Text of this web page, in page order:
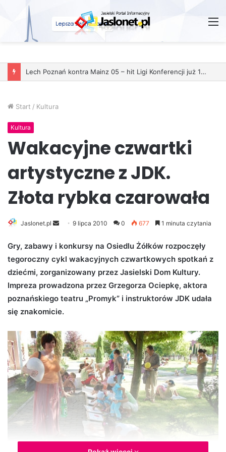
Start / Kultura
Kultura
Wakacyjne czwartki
artystyczne z JDK.
Złota rybka czarowała
Jaslonet.pl
n
d
a
n
e
m
i
l
9 lipca 2010 0 677 1 minuta czytania
Gry, zabawy i konkursy na Osiedlu Żółków rozpoczęły
tegoroczny cykl wakacyjnych czwartkowych spotkań z
dziećmi, zorganizowany przez Jasielski Dom Kultury.
Impreza prowadzona przez Grzegorza Ociepkę, aktora
poznańskiego teatru „Promyk” i instruktorów JDK udała
się znakomicie.